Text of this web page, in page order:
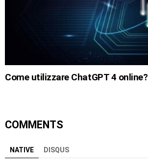
Come utilizzare ChatGPT 4 online?
COMMENTS
NATIVE DISQUS